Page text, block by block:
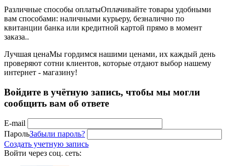
Различные способы оплатыОплачивайте товары удобными
вам способами: наличными курьеру, безналично по
квитанции банка или кредитной картой прямо в момент
заказа..
Лучшая ценаМы гордимся нашими ценами, их каждый день
проверяют сотни клиентов, которые отдают выбор нашему
интернет - магазину!
Войдите в учётную запись, чтобы мы могли
сообщить вам об ответе
E-mail
ПарольЗабыли пароль?
Создать учетную запись
Войти через соц. сеть: